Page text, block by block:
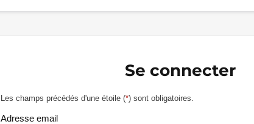
Se connecter
Les champs précédés d'une étoile (*) sont obligatoires.
Adresse email